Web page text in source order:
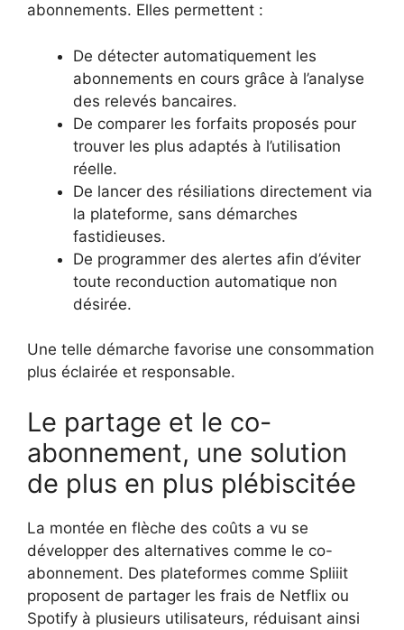
abonnements. Elles permettent :
De détecter automatiquement les
abonnements en cours grâce à l’analyse
des relevés bancaires.
De comparer les forfaits proposés pour
trouver les plus adaptés à l’utilisation
réelle.
De lancer des résiliations directement via
la plateforme, sans démarches
fastidieuses.
De programmer des alertes afin d’éviter
toute reconduction automatique non
désirée.
Une telle démarche favorise une consommation
plus éclairée et responsable.
Le partage et le co-
abonnement, une solution
de plus en plus plébiscitée
La montée en flèche des coûts a vu se
développer des alternatives comme le co-
abonnement. Des plateformes comme Spliiit
proposent de partager les frais de Netflix ou
Spotify à plusieurs utilisateurs, réduisant ainsi